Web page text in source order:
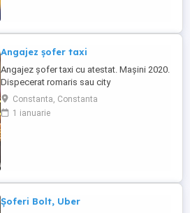
Angajez șofer taxi
Angajez șofer taxi cu atestat. Mașini 2020.
Dispecerat romaris sau city
Constanta, Constanta
1 ianuarie
Șoferi Bolt, Uber